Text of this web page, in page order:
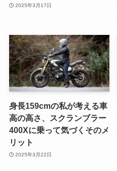
2025年3月17日
身長159cmの私が考える車
高の高さ、スクランブラー
400Xに乗って気づくそのメ
リット
2025年3月22日